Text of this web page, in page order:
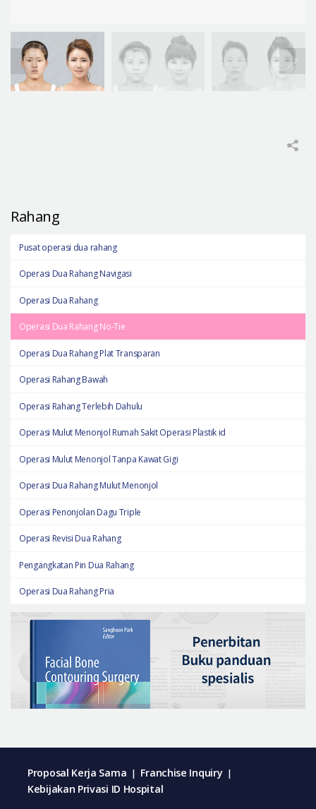
Rahang
Pusat operasi dua rahang
Operasi Dua Rahang Navigasi
Operasi Dua Rahang
Operasi Dua Rahang No-Tie
Operasi Dua Rahang Plat Transparan
Operasi Rahang Bawah
Operasi Rahang Terlebih Dahulu
Operasi Mulut Menonjol Rumah Sakit Operasi Plastik id
Operasi Mulut Menonjol Tanpa Kawat Gigi
Operasi Dua Rahang Mulut Menonjol
Operasi Penonjolan Dagu Triple
Operasi Revisi Dua Rahang
Pengangkatan Pin Dua Rahang
Operasi Dua Rahang Pria
Proposal Kerja Sama Franchise Inquiry
Kebijakan Privasi ID Hospital